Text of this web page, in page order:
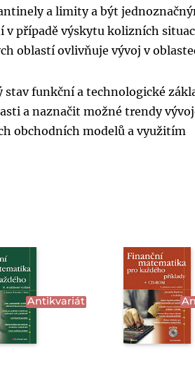
a limity a být
případě výskytu kolizních
oblastí ovlivňuje vývoj v
funkční a technologické
a naznačit možné trendy
obchodních modelů a využitím
Antikvariát